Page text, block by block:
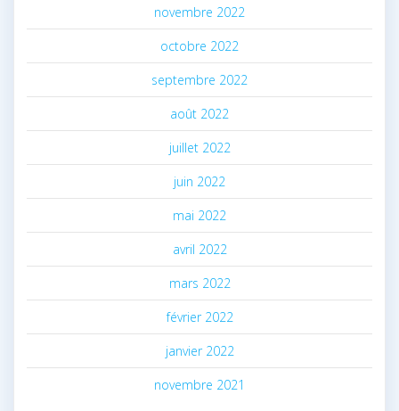
novembre 2022
octobre 2022
septembre 2022
août 2022
juillet 2022
juin 2022
mai 2022
avril 2022
mars 2022
février 2022
janvier 2022
novembre 2021